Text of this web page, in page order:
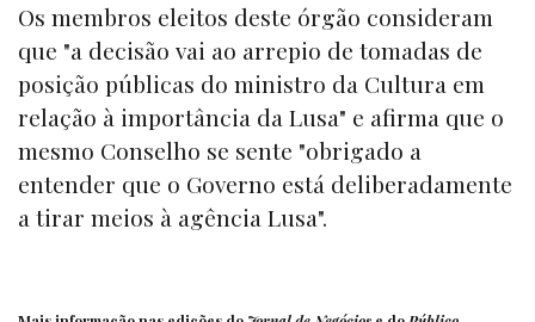
Os membros eleitos deste órgão consideram
que "a decisão vai ao arrepio de tomadas de
posição públicas do ministro da Cultura em
relação à importância da Lusa" e afirma que o
mesmo Conselho se sente "obrigado a
entender que o Governo está deliberadamente
a tirar meios à agência Lusa".